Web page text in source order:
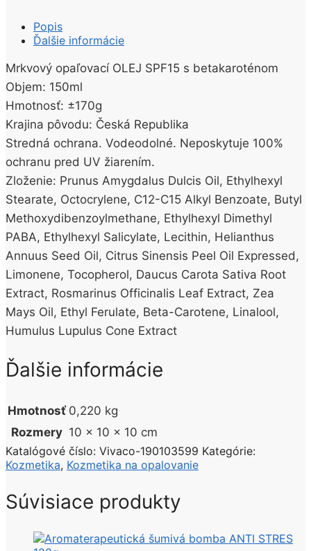
Popis
Ďalšie informácie
Mrkvový opaľovací OLEJ SPF15 s betakaroténom
Objem: 150ml
Hmotnosť: ±170g
Krajina pôvodu: Česká Republika
Stredná ochrana. Vodeodolné. Neposkytuje 100%
ochranu pred UV žiarením.
Zloženie: Prunus Amygdalus Dulcis Oil, Ethylhexyl
Stearate, Octocrylene, C12-C15 Alkyl Benzoate, Butyl
Methoxydibenzoylmethane, Ethylhexyl Dimethyl
PABA, Ethylhexyl Salicylate, Lecithin, Helianthus
Annuus Seed Oil, Citrus Sinensis Peel Oil Expressed,
Limonene, Tocopherol, Daucus Carota Sativa Root
Extract, Rosmarinus Officinalis Leaf Extract, Zea
Mays Oil, Ethyl Ferulate, Beta-Carotene, Linalool,
Humulus Lupulus Cone Extract
Ďalšie informácie
Hmotnosť 0,220 kg
Rozmery 10 × 10 × 10 cm
Katalógové číslo: Vivaco-190103599 Kategórie:
Kozmetika, Kozmetika na opalovanie
Súvisiace produkty